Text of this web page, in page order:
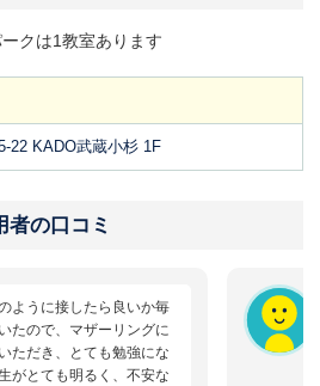
クは1教室あります
22 KADO武蔵小杉 1F
者の口コミ
ように接したら良いか毎
たので、マザーリングに
ただき、とても勉強にな
がとても明るく、不安な